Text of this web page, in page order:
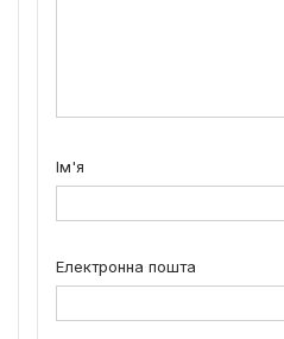
Ім'я
Електронна пошта